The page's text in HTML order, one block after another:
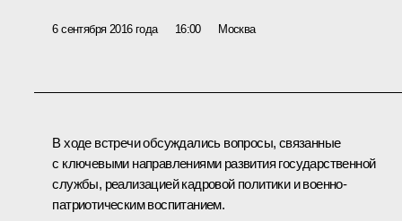
6 сентября 2016 года 16:00 Москва
В ходе встречи обсуждались вопросы, связанные
с ключевыми направлениями развития государственной
службы, реализацией кадровой политики и военно-
патриотическим воспитанием.